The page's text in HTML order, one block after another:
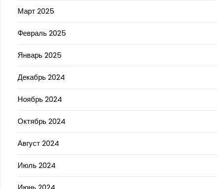
Март 2025
Февраль 2025
Январь 2025
Декабрь 2024
Ноябрь 2024
Октябрь 2024
Август 2024
Июль 2024